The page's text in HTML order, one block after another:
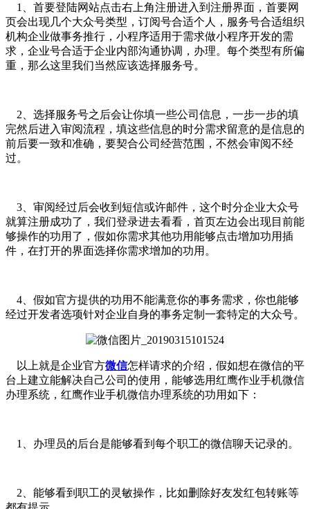
1、首要登陆网站点击右上角注册进入到注册界面，首要网
页会出现几个大众号类型，订阅号合适个人，服务号合适组织
机构企业做事务推行，小程序适用于需求做小程序开发的需
求，企业号合适于企业内部沟通协调，办理。每个类型有所偏
重，那么这里我们当然应该选择服务号。
2、选择服务号之后会让你填一些公司信息，一步一步的填
完然后进入审阅流程，填这些信息的时分需求留意的是信息的
前后要一致和准确，要契合公司经营范围，不然会审阅不经
过。
3、审阅经过后会收到短信或许邮件，这个时分企业大众号
就算注册成功了，我们登录进去看看，首页左边会出现目前能
够操作的功用了，假如你需求其他功用能够点击增加功用插
件，在打开的界面选择你需求增加的功用。
4、假如官方提供的功用不能满意你的事务需求，你也能够
经过开发者选项针对企业自身的事务定制一套特定的大众号。
以上就是企业官方微信怎样请求的介绍，假如想在微信的平
台上建立能解决自己公司的使用，能够选用红鹰作业手机微信
办理系统，红鹰作业手机微信办理系统的功用如下：
1、办理员的后台是能够看到每个职工的微信聊天记录的。
2、能够看到职工的灵敏操作，比如删除好友发红包转账等